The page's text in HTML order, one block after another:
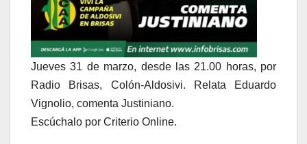
Jueves 31 de marzo, desde las 21.00 horas, por
Radio Brisas, Colón-Aldosivi. Relata Eduardo
Vignolio, comenta Justiniano.
Escúchalo por Criterio Online.